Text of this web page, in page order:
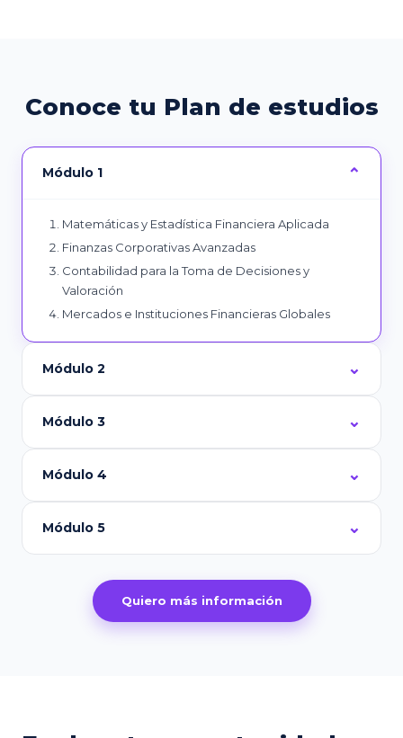
Conoce tu Plan de estudios
Módulo 1
Matemáticas y Estadística Financiera Aplicada
Finanzas Corporativas Avanzadas
Contabilidad para la Toma de Decisiones y
Valoración
Mercados e Instituciones Financieras Globales
Módulo 2
Módulo 3
Módulo 4
Módulo 5
Quiero más información